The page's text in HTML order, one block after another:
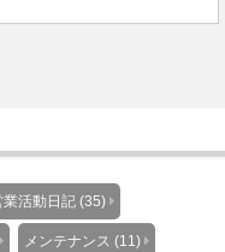
業活動日記 (35)
メンテナンス (11)